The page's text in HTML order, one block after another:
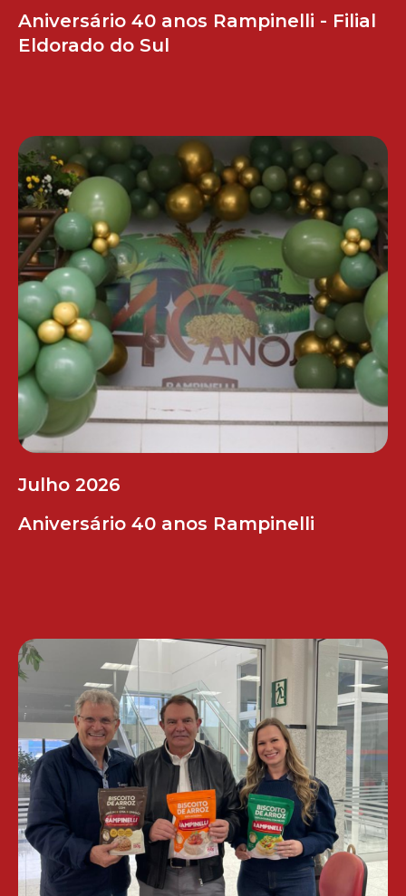
Aniversário 40 anos Rampinelli - Filial
Eldorado do Sul
Julho 2026
Aniversário 40 anos Rampinelli